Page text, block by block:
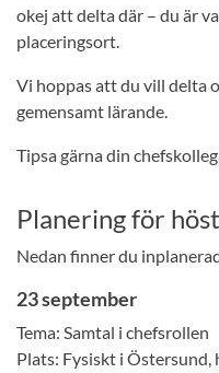
okej att delta där – du är
placeringsort.
Vi hoppas att du vill delta
gemensamt lärande.
Tipsa gärna din
Planering för
Nedan finner du
23 september
Tema: Samtal i chefsrollen
Plats: Fysiskt i Östersund,